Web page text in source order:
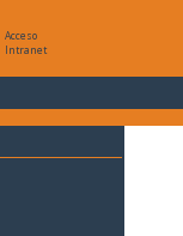
Acceso
Intranet